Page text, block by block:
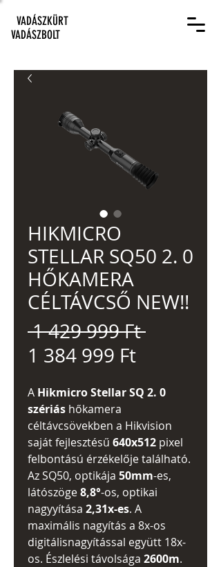
VADÁSZKÜRT
VADÁSZBOLT
HIKMICRO
STELLAR SQ50 2. 0
HŐKAMERA
CÉLTÁVCSŐ NEW!!
1 429 999 Ft Szokásos
1 384 999 FtAkciós
A Hikmicro Stellar SQ 2. 0
szériás hőkamera
céltávcsövekben a Hikvision
saját fejlesztésű 640x512 pixel
felbontású érzékelője található.
Az SQ50, optikája 50mm-es,
látószöge8,8°-os, optikai
nagyyítása 2,31x-es. A
maximális nagyítás a 8x-os
digitálisnagyítással együtt 18x-
os. Észlelési távolsága 2600m.